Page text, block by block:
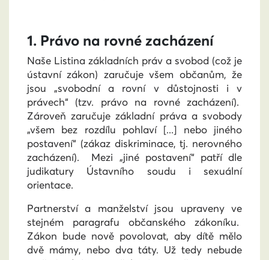
1. Právo na rovné zacházení
Naše Listina základních práv a svobod (což je
ústavní zákon) zaručuje všem občanům, že
jsou „svobodní a rovní v důstojnosti i v
právech“ (tzv. právo na rovné zacházení).
Zároveň zaručuje základní práva a svobody
„všem bez rozdílu pohlaví [...] nebo jiného
postavení“ (zákaz diskriminace, tj. nerovného
zacházení). Mezi „jiné postavení“ patří dle
judikatury Ústavního soudu i sexuální
orientace.
Partnerství a manželství jsou upraveny ve
stejném paragrafu občanského zákoníku.
Zákon bude nově povolovat, aby dítě mělo
dvě mámy, nebo dva táty. Už tedy nebude